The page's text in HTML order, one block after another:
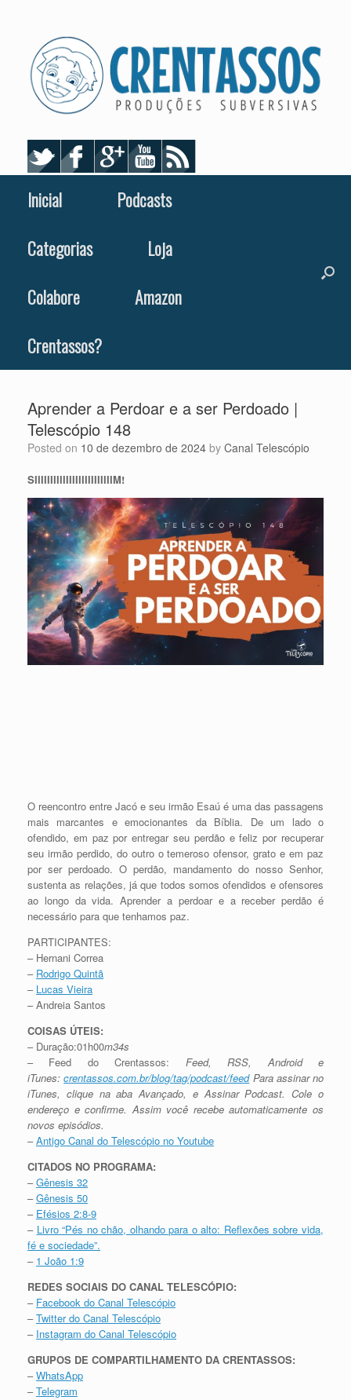
Inicial
Podcasts
Categorias
Loja
Colabore
Amazon
Crentassos?
Aprender a Perdoar e a ser Perdoado |
Telescópio 148
Posted on 10 de dezembro de 2024 by Canal Telescópio
SIIIIIIIIIIIIIIIIIIIIIIIIIM!
O reencontro entre Jacó e seu irmão Esaú é uma das passagens
mais marcantes e emocionantes da Bíblia. De um lado o
ofendido, em paz por entregar seu perdão e feliz por recuperar
seu irmão perdido, do outro o temeroso ofensor, grato e em paz
por ser perdoado. O perdão, mandamento do nosso Senhor,
sustenta as relações, já que todos somos ofendidos e ofensores
ao longo da vida. Aprender a perdoar e a receber perdão é
necessário para que tenhamos paz.
PARTICIPANTES:
– Hernani Correa
– Rodrigo Quintã
– Lucas Vieira
– Andreia Santos
COISAS ÚTEIS:
– Duração:01h00m34s
– Feed do Crentassos: Feed, RSS, Android e
iTunes:crentassos.com.br/blog/tag/podcast/feedPara assinar no
iTunes, clique na aba Avançado, e Assinar Podcast. Cole o
endereço e confirme. Assim você recebe automaticamente os
novos episódios.
–Antigo Canal do Telescópio no Youtube
CITADOS NO PROGRAMA:
–Gênesis 32
–Gênesis 50
– Efésios 2:8-9
– Livro “Pés no chão, olhando para o alto: Reflexões sobre vida,
fé e sociedade”.
– 1 João 1:9
REDES SOCIAIS DO CANAL TELESCÓPIO:
– Facebook do Canal Telescópio
–Twitter do Canal Telescópio
– Instagram do Canal Telescópio
GRUPOS DE COMPARTILHAMENTO DA CRENTASSOS:
–WhatsApp
–Telegram